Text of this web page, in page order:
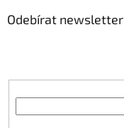
Odebírat newsletter